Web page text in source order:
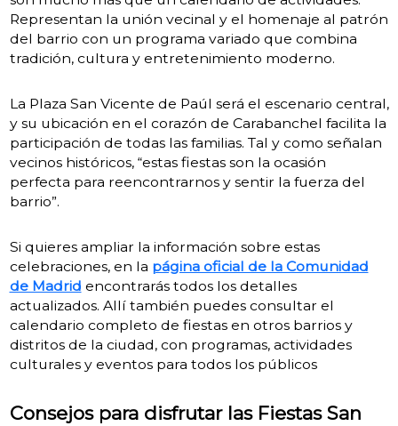
Representan la unión vecinal y el homenaje al patrón
del barrio con un programa variado que combina
tradición, cultura y entretenimiento moderno.
La Plaza San Vicente de Paúl será el escenario central,
y su ubicación en el corazón de Carabanchel facilita la
participación de todas las familias. Tal y como señalan
vecinos históricos, “estas fiestas son la ocasión
perfecta para reencontrarnos y sentir la fuerza del
barrio”.
Si quieres ampliar la información sobre estas
celebraciones, en la página oficial de la Comunidad
de Madrid encontrarás todos los detalles
actualizados. Allí también puedes consultar el
calendario completo de fiestas en otros barrios y
distritos de la ciudad, con programas, actividades
culturales y eventos para todos los públicos
Consejos para disfrutar las Fiestas San